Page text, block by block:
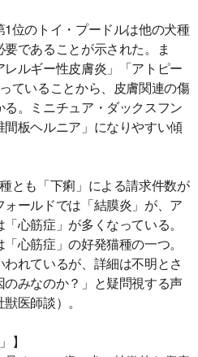
位のトイ・プードルは他の犬種
であることが示された。ま
ルギー性皮膚炎」「アトピー
ていることから、皮膚関連の傷
。ミニチュア・ダックスフン
板ヘルニア」になりやすい傾
とも「下痢」による請求件数が
ールドでは「結膜炎」が、ア
心筋症」が多くなっている。
心筋症」の好発猫種の一つ。
れているが、詳細は不明とさ
みなのか？」と疑問視する声
医師談）。
】